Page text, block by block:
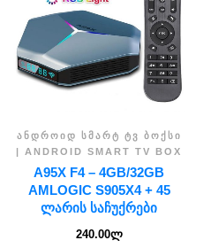
ᲐᲜᲓᲠᲝᲘᲓ ᲡᲛᲐᲠᲢ ᲢᲕ ᲑᲝᲥᲡᲘ
| ANDROID SMART TV BOX
A95X F4 – 4GB/32GB
AMLOGIC S905X4 + 45
ᲚᲐᲠᲘᲡ ᲡᲐᲩᲣᲥᲠᲔᲑᲘ
240.00ლ